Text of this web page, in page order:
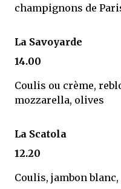
champignons de
La Savoyarde
14.00
Coulis ou crème,
mozzarella, olives
La Scatola
12.20
Coulis, jambon